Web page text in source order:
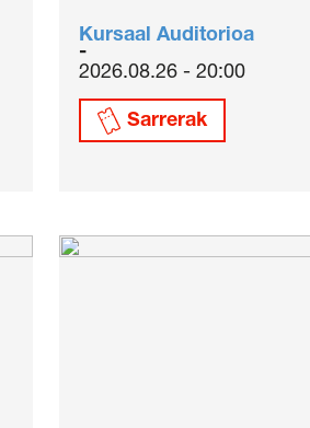
Kursaal Auditorioa
2026.08.26 - 20:00
Sarrerak